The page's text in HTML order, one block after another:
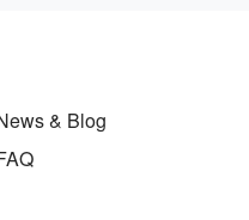
& Blog